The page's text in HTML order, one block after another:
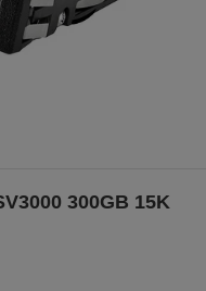
300GB 15K